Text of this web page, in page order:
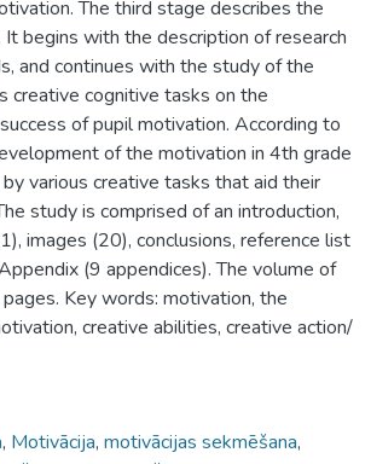
The third stage describes the
It begins with the description of research
and continues with the study of the
creative cognitive tasks on the
of pupil motivation. According to
of the motivation in 4th grade
various creative tasks that aid their
study is comprised of an introduction,
images (20), conclusions, reference list
(9 appendices). The volume of
Key words: motivation, the
creative abilities, creative action/
, Motivācija, motivācijas sekmēšana,